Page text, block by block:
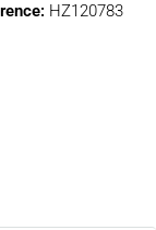
HZ120783